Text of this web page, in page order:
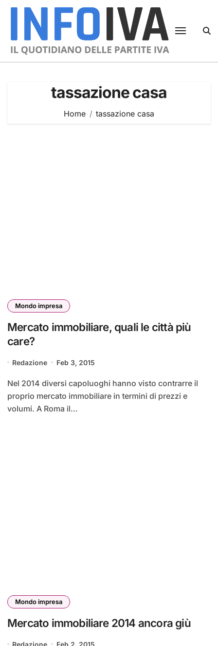
Skip
tassazione casa
Home tassazione casa
Mondo impresa
Mercato immobiliare, quali le città più
care?
Redazione Feb 3, 2015
Nel 2014 diversi capoluoghi hanno visto contrarre il
proprio mercato immobiliare in termini di prezzi e
volumi. A Roma il…
Mondo impresa
Mercato immobiliare 2014 ancora giù
Redazione Feb 2, 2015